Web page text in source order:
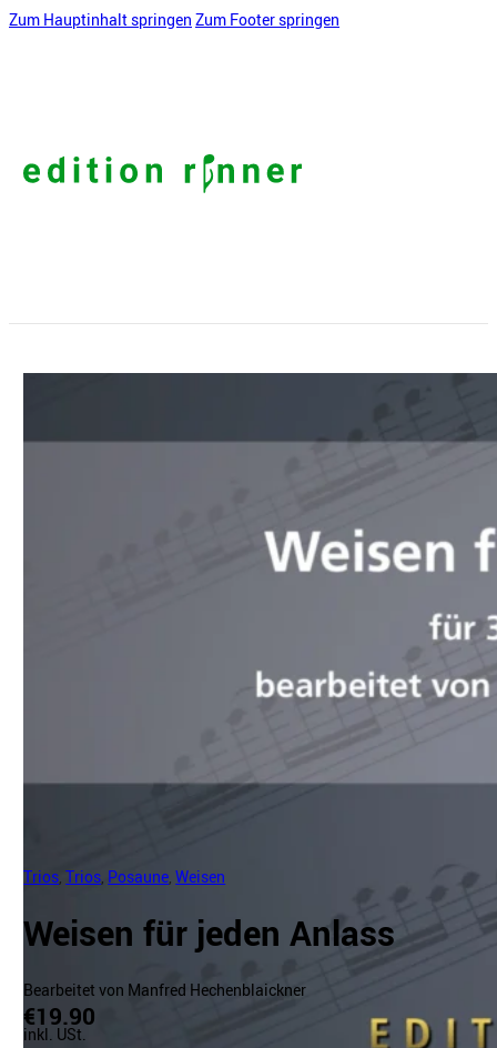
Zum Hauptinhalt springen Zum Footer springen
Trios ,Trios Posaune ,Weisen
Weisen für jeden Anlass
Bearbeitet von Manfred Hechenblaickner
€19.90
inkl. USt.